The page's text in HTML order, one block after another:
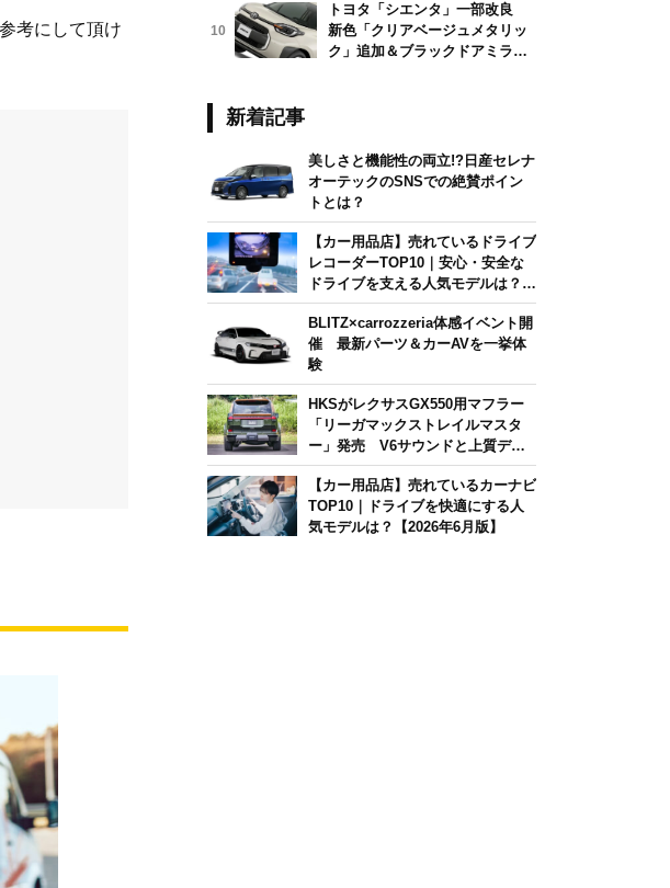
考にして頂け
10
トヨタ「シエンタ」一部改良
新色「クリアベージュメタリッ
ク」追加＆ブラックドアミラー
新着記事
美しさと機能性の両立!?日産セレナ
オーテックのSNSでの絶賛ポイン
トとは？
【カー用品店】売れているドライブ
レコーダーTOP10｜安心・安全な
ドライブを支える人気モデルは？
【2026年6月版】
BLITZ×carrozzeria体感イベント開
催 最新パーツ＆カーAVを一挙体
験
HKSがレクサスGX550用マフラー
「リーガマックストレイルマスタ
ー」発売 V6サウンドと上質デザ
インを両立
【カー用品店】売れているカーナビ
TOP10｜ドライブを快適にする人
気モデルは？【2026年6月版】